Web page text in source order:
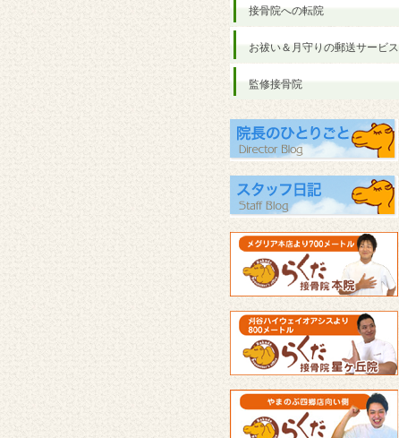
接骨院への転院
お祓い＆月守りの郵送サービス
監修接骨院